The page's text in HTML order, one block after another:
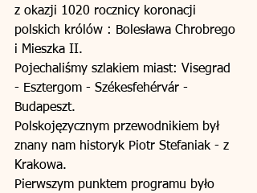
z okazji 1020 rocznicy koronacji
polskich królów : Bolesława Chrobrego
i Mieszka II.
Pojechaliśmy szlakiem miast: Visegrad
- Esztergom - Székesfehérvár -
Budapeszt.
Polskojęzycznym przewodnikiem był
znany nam historyk Piotr Stefaniak - z
Krakowa.
Pierwszym punktem programu było